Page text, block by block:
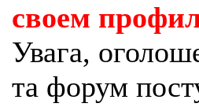
своем
Увага,
та форум